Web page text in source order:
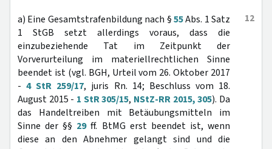
12
a) Eine Gesamtstrafenbildung nach §55Abs. 1 Satz
1 StGB setzt allerdings voraus, dass die
einzubeziehende Tat im Zeitpunkt der
Vorverurteilung im materiellrechtlichen Sinne
beendet ist (vgl. BGH, Urteil vom 26. Oktober 2017
-4 StR 259/17, juris Rn. 14; Beschluss vom 18.
August 2015 - 1 StR 305/15, NStZ-RR 2015, 305). Da
das Handeltreiben mit Betäubungsmitteln im
Sinne der §§ 29ff. BtMG erst beendet ist, wenn
diese an den Abnehmer gelangt sind und die